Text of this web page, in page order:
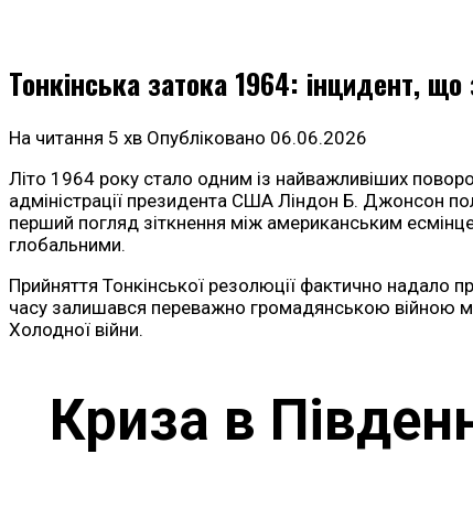
Тонкінська затока 1964: інцидент, що
На читання 5 хв Опубліковано 06.06.2026
Літо 1964 року стало одним із найважливіших
адміністрації президента США Ліндон Б. Джонсон
перший погляд зіткнення між американським
глобальними.
Прийняття Тонкінської резолюції фактично надало
часу залишався переважно громадянською війною
Холодної війни.
Криза в